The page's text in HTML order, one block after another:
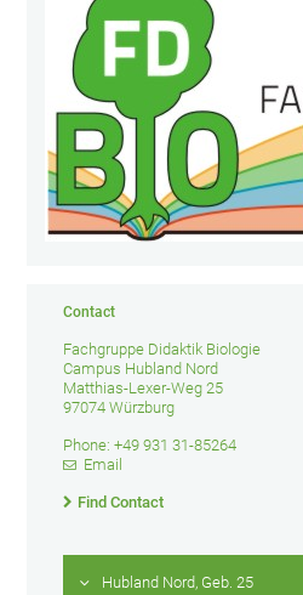
Contact
Fachgruppe Didaktik Biologie
Campus Hubland Nord
Matthias-Lexer-Weg 25
97074 Würzburg
Phone: +49 931 31-85264
Email
Find Contact
Hubland Nord, Geb. 25